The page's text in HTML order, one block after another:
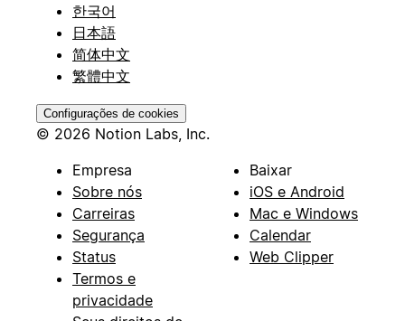
한국어
日本語
简体中文
繁體中文
Configurações de cookies
© 2026 Notion Labs, Inc.
Empresa
Sobre nós
Carreiras
Segurança
Status
Termos e
privacidade
Baixar
iOS e Android
Mac e Windows
Calendar
Web Clipper